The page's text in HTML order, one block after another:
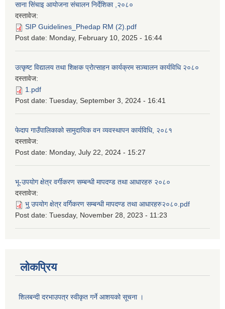
साना सिंचाइ आयोजना संचालन निर्देशिका ,२०८०
दस्तावेज:
SIP Guidelines_Phedap RM (2).pdf
Post date: Monday, February 10, 2025 - 16:44
उत्कृष्ट विद्यालय तथा शिक्षक प्रोत्साहन कार्यक्रम सञ्चालन कार्यविधि २०८०
दस्तावेज:
1.pdf
Post date: Tuesday, September 3, 2024 - 16:41
फेदाप गाउँपालिकाको सामुदायिक वन व्यवस्थापन कार्यविधि, २०८१
दस्तावेज:
Post date: Monday, July 22, 2024 - 15:27
भू-उपयोग क्षेत्र वर्गीकरण सम्बन्धी मापदण्ड तथा आधारहरु २०८०
दस्तावेज:
भु॒ उपयोग क्षेत्र वर्गिकरण सम्बन्धी मापदण्ड तथा आधारहरु२०८०.pdf
Post date: Tuesday, November 28, 2023 - 11:23
लोकप्रिय
शिलबन्दी दरभाउपत्र स्वीकृत गर्ने आशयको सूचना ।